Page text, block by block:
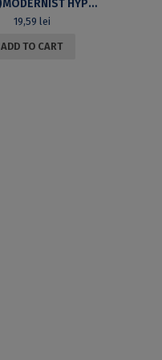
(POST)MODERNIST HYPOSTASES IN SERBIAN AND CROATIAN LITERATURE
19,59 lei
ADD TO CART